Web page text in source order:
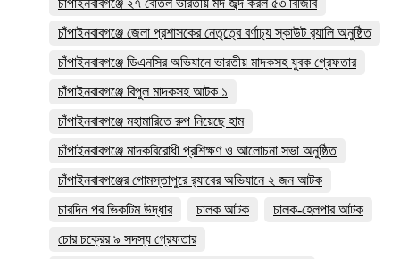
চাঁপাইনবাবগঞ্জে জেলা প্রশাসকের নেতৃত্বে বর্ণাঢ্য স্কাউট র‍্যালি অনুষ্ঠিত
চাঁপাইনবাবগঞ্জে ডিএনসির অভিযানে ভারতীয় মাদকসহ যুবক গ্রেফতার
চাঁপাইনবাবগঞ্জে বিপুল মাদকসহ আটক ১
চাঁপাইনবাবগঞ্জে মহামারিতে রুপ নিয়েছে হাম
চাঁপাইনবাবগঞ্জে মাদকবিরোধী প্রশিক্ষণ ও আলোচনা সভা অনুষ্ঠিত
চাঁপাইনবাবগঞ্জের গোমস্তাপুরে র‍্যাবের অভিযানে ২ জন আটক
চারদিন পর ভিকটিম উদ্ধার
চালক আটক
চালক-হেলপার আটক
চোর চক্রের ৯ সদস্য গ্রেফতার